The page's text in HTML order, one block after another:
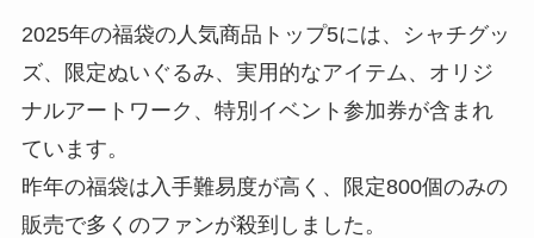
2025年の福袋の人気商品トップ5には、シャチグッ
ズ、限定ぬいぐるみ、実用的なアイテム、オリジ
ナルアートワーク、特別イベント参加券が含まれ
ています。
昨年の福袋は入手難易度が高く、限定800個のみの
販売で多くのファンが殺到しました。